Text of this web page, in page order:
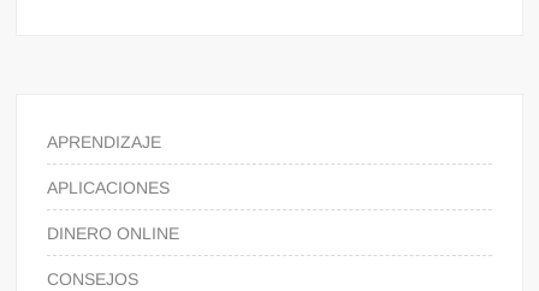
APRENDIZAJE
APLICACIONES
DINERO ONLINE
CONSEJOS